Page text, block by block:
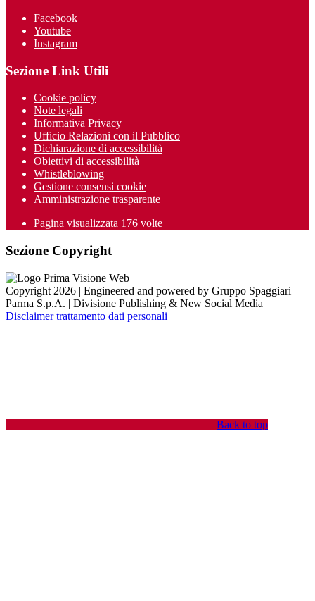
Facebook
Youtube
Instagram
Sezione Link Utili
Cookie policy
Note legali
Informativa Privacy
Ufficio Relazioni con il Pubblico
Dichiarazione di accessibilità
Obiettivi di accessibilità
Whistleblowing
Gestione consensi cookie
Amministrazione trasparente
Pagina visualizzata 176 volte
Sezione Copyright
Copyright 2026 | Engineered and powered by Gruppo Spaggiari
Parma S.p.A. | Divisione Publishing & New Social Media
Disclaimer trattamento dati personali
Back to top